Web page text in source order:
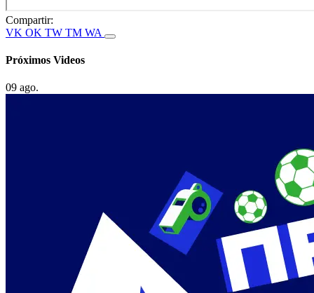
Compartir:
VK OK TW TM WA
Próximos Videos
09 ago.